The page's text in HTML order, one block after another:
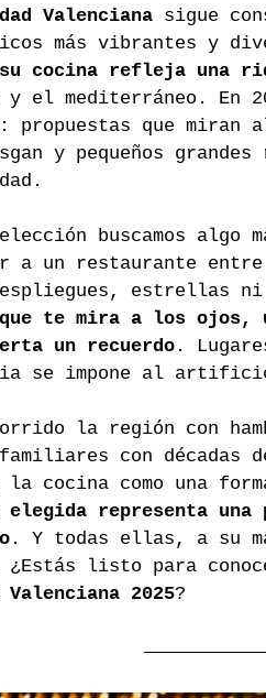
Valenciana sigue
más vibrantes y
su cocina refleja una
el mediterráneo. En
propuestas que miran
y pequeños
buscamos algo
a un restaurante
estrellas
te mira a los ojos,
un recuerdo .
se impone al
la región con
con décadas
la cocina como una
elegida representa una
. Y todas ellas, a su
¿Estás listo para
Valenciana 2025?